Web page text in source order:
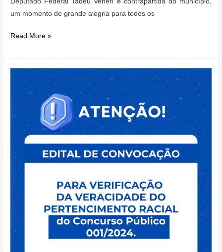
um momento de grande alegria para todos os
Comunidades
Interior
foram
beneficiadas
Implementos
Trator
para
melhor
desenvolvimento
seus
trabalhos.
Read More »